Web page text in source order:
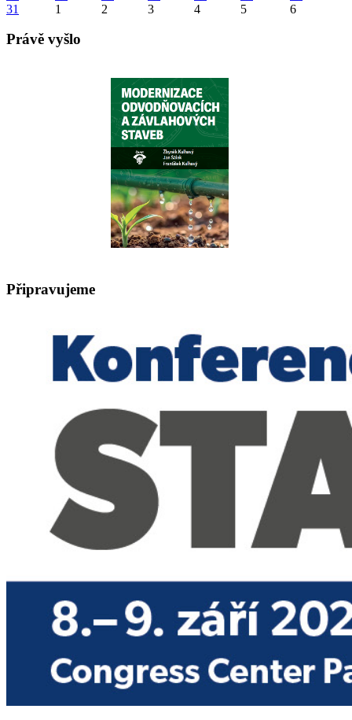
31
1 2 3 4 5 6
Právě vyšlo
Připravujeme